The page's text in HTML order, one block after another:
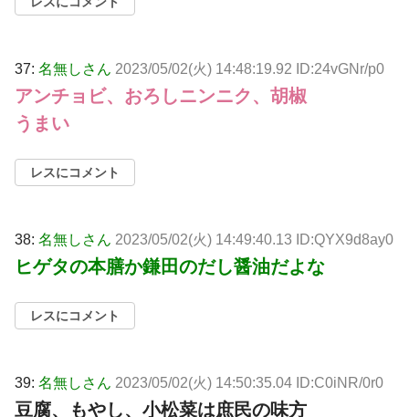
37: 名無しさん 2023/05/02(火) 14:48:19.92 ID:24vGNr/p0
アンチョビ、おろしニンニク、胡椒
うまい
レスにコメント
38: 名無しさん 2023/05/02(火) 14:49:40.13 ID:QYX9d8ay0
ヒゲタの本膳か鎌田のだし醤油だよな
レスにコメント
39: 名無しさん 2023/05/02(火) 14:50:35.04 ID:C0iNR/0r0
豆腐、もやし、小松菜は庶民の味方